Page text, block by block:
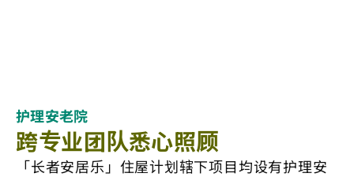
护理安老院
跨专业团队悉心照顾
「长者安居乐」住屋计划辖下项目均设有护理安